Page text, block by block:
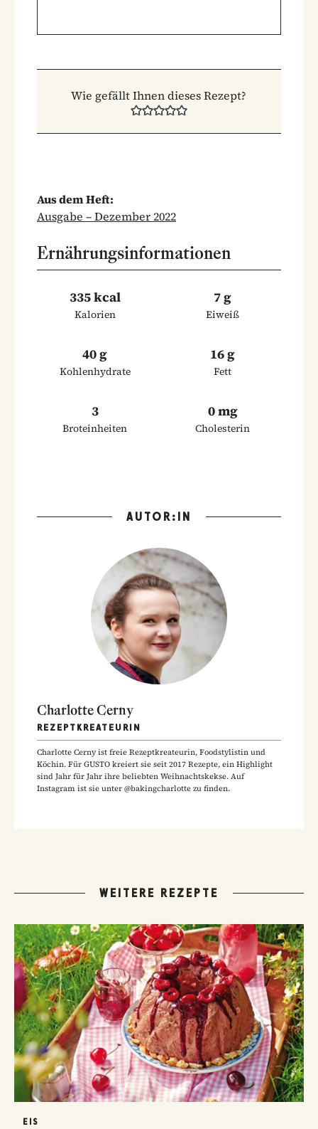
Wie gefällt Ihnen dieses Rezept?
Aus dem Heft:
Ausgabe – Dezember 2022
Ernährungsinformationen
335 kcal
Kalorien
7 g
Eiweiß
40 g
Kohlenhydrate
16 g
Fett
3
Broteinheiten
0 mg
Cholesterin
AUTOR:IN
Charlotte Cerny
REZEPTKREATEURIN
Charlotte Cerny ist freie Rezeptkreateurin, Foodstylistin und
Köchin. Für GUSTO kreiert sie seit 2017 Rezepte, ein Highlight
sind Jahr für Jahr ihre beliebten Weihnachtskekse. Auf
Instagram ist sie unter @bakingcharlotte zu finden.
WEITERE REZEPTE
EIS